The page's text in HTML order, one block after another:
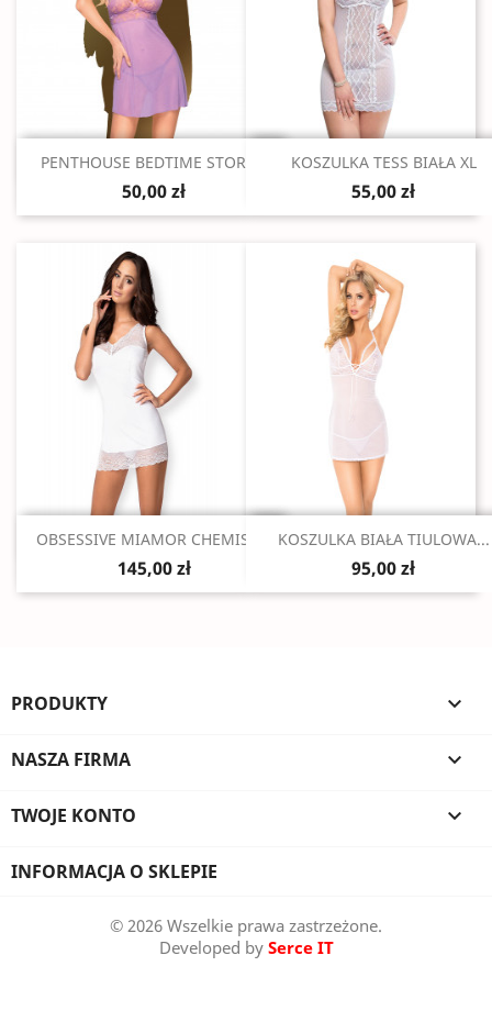
Szybki podgląd
PENTHOUSE BEDTIME STORY...
50,00 zł
Szybki podgląd
KOSZULKA TESS BIAŁA XL
55,00 zł
Szybki podgląd
OBSESSIVE MIAMOR CHEMISE...
145,00 zł
Szybki podgląd
KOSZULKA BIAŁA TIULOWA...
95,00 zł
PRODUKTY 
NASZA FIRMA 
TWOJE KONTO 
INFORMACJA O SKLEPIE
© 2026 Wszelkie prawa zastrzeżone.
Developed by Serce IT